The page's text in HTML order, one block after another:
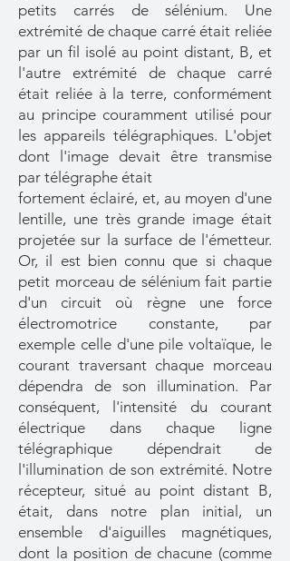
petits carrés de sélénium. Une
extrémité de chaque carré était reliée
par un fil isolé au point distant, B, et
l'autre extrémité de chaque carré
était reliée à la terre, conformément
au principe couramment utilisé pour
les appareils télégraphiques. L'objet
dont l'image devait être transmise
par télégraphe était
fortement éclairé, et, au moyen d'une
lentille, une très grande image était
projetée sur la surface de l'émetteur.
Or, il est bien connu que si chaque
petit morceau de sélénium fait partie
d'un circuit où règne une force
électromotrice constante, par
exemple celle d'une pile voltaïque, le
courant traversant chaque morceau
dépendra de son illumination. Par
conséquent, l'intensité du courant
électrique dans chaque ligne
télégraphique dépendrait de
l'illumination de son extrémité. Notre
récepteur, situé au point distant B,
était, dans notre plan initial, un
ensemble d'aiguilles magnétiques,
dont la position de chacune (comme